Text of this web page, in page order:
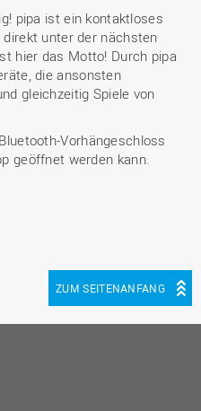
pipa ist ein kontaktloses
unter der nächsten
hier das Motto! Durch pipa
die ansonsten
gleichzeitig Spiele von
Vorhängeschloss
geöffnet werden kann.
ZUM SEITENANFANG